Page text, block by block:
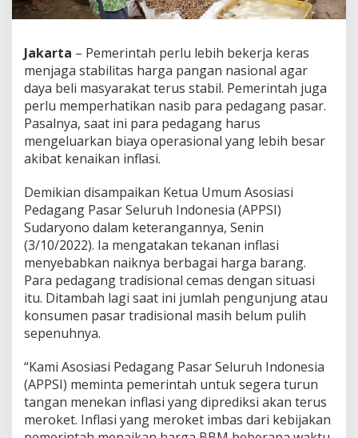
t
a
L
e
i
h
O
p
t
i
a
l
J
a
g
a
S
t
a
i
t
a
H
Jakarta – Pemerintah perlu lebih bekerja keras
menjaga stabilitas harga pangan nasional agar
daya beli masyarakat terus stabil. Pemerintah juga
perlu memperhatikan nasib para pedagang pasar.
Pasalnya, saat ini para pedagang harus
mengeluarkan biaya operasional yang lebih besar
akibat kenaikan inflasi.
Demikian disampaikan Ketua Umum Asosiasi
Pedagang Pasar Seluruh Indonesia (APPSI)
Sudaryono dalam keterangannya, Senin
(3/10/2022). Ia mengatakan tekanan inflasi
menyebabkan naiknya berbagai harga barang.
Para pedagang tradisional cemas dengan situasi
itu. Ditambah lagi saat ini jumlah pengunjung atau
konsumen pasar tradisional masih belum pulih
sepenuhnya.
“Kami Asosiasi Pedagang Pasar Seluruh Indonesia
(APPSI) meminta pemerintah untuk segera turun
tangan menekan inflasi yang diprediksi akan terus
meroket. Inflasi yang meroket imbas dari kebijakan